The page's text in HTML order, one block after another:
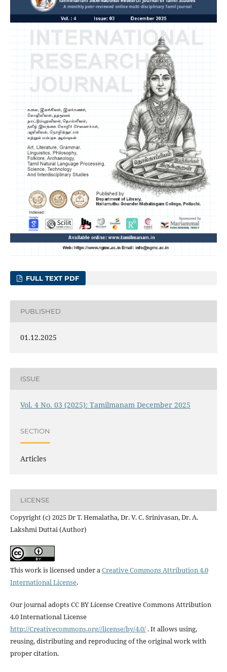
FULL TEXT PDF
PUBLISHED
01.12.2025
ISSUE
Vol. 4 No. 03 (2025): Tamilmanam December 2025
SECTION
Articles
LICENSE
Copyright (c) 2025 Dr T. Hemalatha, Dr. V. C. Srinivasan, Dr. A.
Lakshmi Duttai (Author)
This work is licensed under aCreative Commons Attribution 4.0
International License.
Our journal adopts CC BY License Creative Commons Attribution
4.0 International License
http://Creativecommons.org//license/by/4.0/. It allows using,
reusing, distributing and reproducing of the original work with
proper citation.